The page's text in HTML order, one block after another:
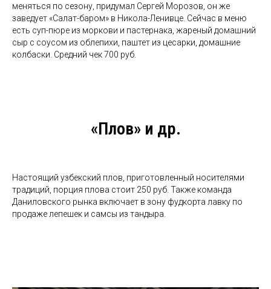
меняться по сезону, придумал Сергей Морозов, он же
заведует «Салат-баром» в Никола-Ленивце. Сейчас в меню
есть суп-пюре из моркови и пастернака, жареный домашний
сыр с соусом из облепихи, паштет из цесарки, домашние
колбаски. Средний чек 700 руб.
«Плов» и др.
Настоящий узбекский плов, приготовленный носителями
традиций, порция плова стоит 250 руб. Также команда
Даниловского рынка включает в зону фудкорта лавку по
продаже лепешек и самсы из тандыра.